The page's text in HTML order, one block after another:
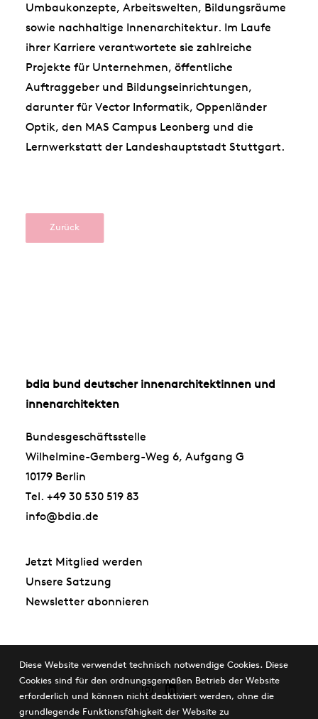
Umbaukonzepte, Arbeitswelten, Bildungsräume
sowie nachhaltige Innenarchitektur. Im Laufe
ihrer Karriere verantwortete sie zahlreiche
Projekte für Unternehmen, öffentliche
Auftraggeber und Bildungseinrichtungen,
darunter für Vector Informatik, Oppenländer
Optik, den MAS Campus Leonberg und die
Lernwerkstatt der Landeshauptstadt Stuttgart.
Zurück
bdia bund deutscher innenarchitektinnen und
innenarchitekten
Bundesgeschäftsstelle
Wilhelmine-Gemberg-Weg 6, Aufgang G
10179 Berlin
Tel. +49 30 530 519 83
info@bdia.de
Jetzt Mitglied werden
Unsere Satzung
Newsletter abonnieren
Diese Website verwendet technisch notwendige Cookies. Diese
Cookies sind für den ordnungsgemäßen Betrieb der Website
erforderlich und können nicht deaktiviert werden, ohne die
grundlegende Funktionsfähigkeit der Website zu